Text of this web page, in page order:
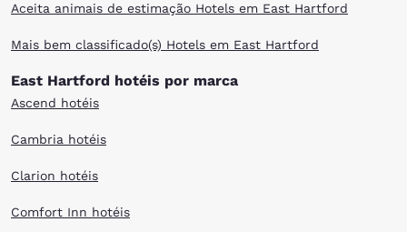
Aceita animais de estimação Hotels em East Hartford
Mais bem classificado(s) Hotels em East Hartford
East Hartford hotéis por marca
Ascend hotéis
Cambria hotéis
Clarion hotéis
Comfort Inn hotéis